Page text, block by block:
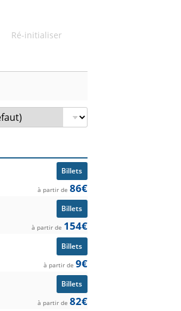
Ré-initialiser
de.
Billets
à partir de 86€
Billets
à partir de 154€
Billets
à partir de 9€
Billets
à partir de 82€